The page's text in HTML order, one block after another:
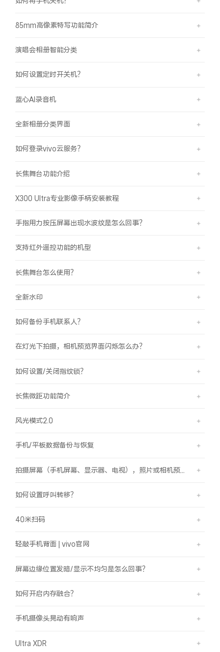
85mm高像素特写功能简介
演唱会相册智能分类
如何设置定时开关机？
蓝心AI录音机
全新相册分类界面
如何登录vivo云服务？
长焦舞台功能介绍
X300 Ultra专业影像手柄安装教程
手指用力按压屏幕出现水波纹是怎么回事？
支持红外遥控功能的机型
长焦舞台怎么使用？
全新水印
如何备份手机联系人？
在灯光下拍摄，相机预览界面闪烁怎么办？
如何设置/关闭指纹锁？
长焦微距功能简介
风光模式2.0
手机/平板数据备份与恢复
如何设置呼叫转移？
40米扫码
轻敲手机背面 | vivo官网
屏幕边缘位置发暗/显示不均匀是怎么回事？
如何开启内存融合？
手机摄像头晃动有响声
Ultra XDR